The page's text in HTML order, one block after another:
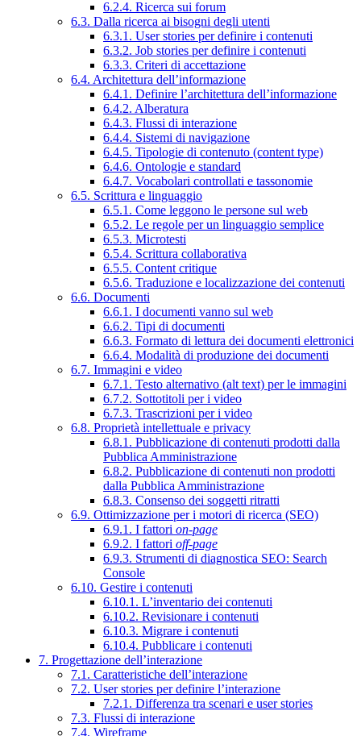
6.2.4. Ricerca sui forum
6.3. Dalla ricerca ai bisogni degli utenti
6.3.1. User stories per definire i contenuti
6.3.2. Job stories per definire i contenuti
6.3.3. Criteri di accettazione
6.4. Architettura dell’informazione
6.4.1. Definire l’architettura dell’informazione
6.4.2. Alberatura
6.4.3. Flussi di interazione
6.4.4. Sistemi di navigazione
6.4.5. Tipologie di contenuto (content type)
6.4.6. Ontologie e standard
6.4.7. Vocabolari controllati e tassonomie
6.5. Scrittura e linguaggio
6.5.1. Come leggono le persone sul web
6.5.2. Le regole per un linguaggio semplice
6.5.3. Microtesti
6.5.4. Scrittura collaborativa
6.5.5. Content critique
6.5.6. Traduzione e localizzazione dei contenuti
6.6. Documenti
6.6.1. I documenti vanno sul web
6.6.2. Tipi di documenti
6.6.3. Formato di lettura dei documenti elettronici
6.6.4. Modalità di produzione dei documenti
6.7. Immagini e video
6.7.1. Testo alternativo (alt text) per le immagini
6.7.2. Sottotitoli per i video
6.7.3. Trascrizioni per i video
6.8. Proprietà intellettuale e privacy
6.8.1. Pubblicazione di contenuti prodotti dalla
Pubblica Amministrazione
6.8.2. Pubblicazione di contenuti non prodotti
dalla Pubblica Amministrazione
6.8.3. Consenso dei soggetti ritratti
6.9. Ottimizzazione per i motori di ricerca (SEO)
6.9.1. I fattori on-page
6.9.2. I fattori off-page
6.9.3. Strumenti di diagnostica SEO: Search
Console
6.10. Gestire i contenuti
6.10.1. L’inventario dei contenuti
6.10.2. Revisionare i contenuti
6.10.3. Migrare i contenuti
6.10.4. Pubblicare i contenuti
7. Progettazione dell’interazione
7.1. Caratteristiche dell’interazione
7.2. User stories per definire l’interazione
7.2.1. Differenza tra scenari e user stories
7.3. Flussi di interazione
7.4. Wireframe